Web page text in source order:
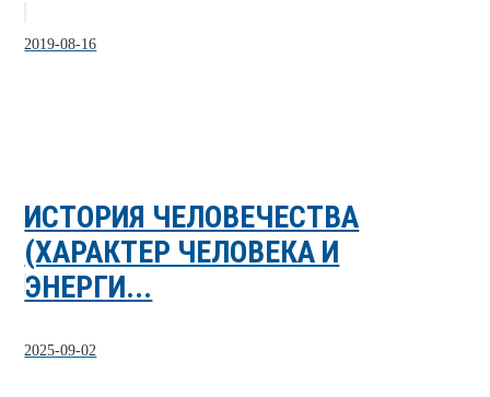
2019-08-16
ИСТОРИЯ ЧЕЛОВЕЧЕСТВА
(ХАРАКТЕР ЧЕЛОВЕКА И
ЭНЕРГИ...
2025-09-02